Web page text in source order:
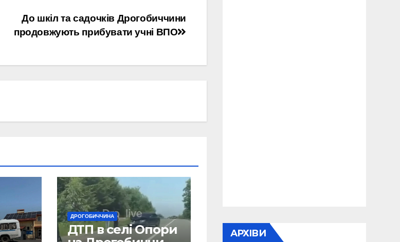
До шкіл та садочків Дрогобиччини
продовжують прибувати учні ВПО
ДРОГОБИЧЧИНА
ДТП в селі Опори
АРХІВИ